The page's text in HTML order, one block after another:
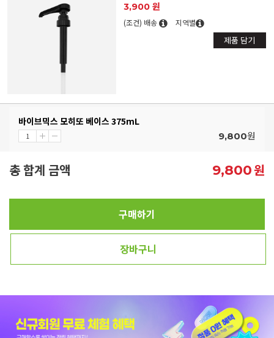
3,900 원
(조건) 배송 지역별
제품 담기
바이브믹스 모히또 베이스 375mL
9,800원
총 합계 금액 9,800원
구매하기
장바구니